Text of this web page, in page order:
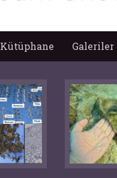
Kütüphane Galeriler